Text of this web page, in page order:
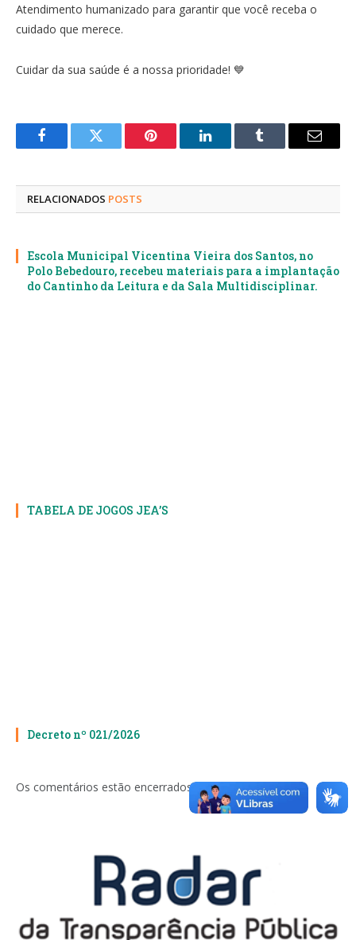
Atendimento humanizado para garantir que você receba o
cuidado que merece.
Cuidar da sua saúde é a nossa prioridade! 💙
FacebookTwitter Pinterest LinkedInTumblr
E-
RELACIONADOS POSTS
Escola Municipal Vicentina Vieira dos Santos, no
Polo Bebedouro, recebeu materiais para a implantação
do Cantinho da Leitura e da Sala Multidisciplinar.
TABELA DE JOGOS JEA’S
Decreto nº 021/2026
Os comentários estão encerrados.